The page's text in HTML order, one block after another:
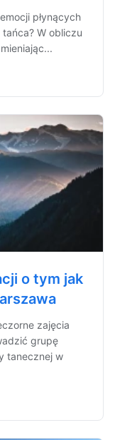
płynących
W obliczu
o tym jak
zajęcia
grupę
tanecznej w